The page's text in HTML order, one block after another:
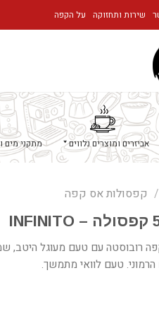
שירות ותחזוקה על הקפה
אביזרים ומוצרים נלווים מתקני מים
/ קפסולות אס קפה
רובוסטה עם טעם מעוגל היטב,
הרמוני. טעם לוואי מתמשך.